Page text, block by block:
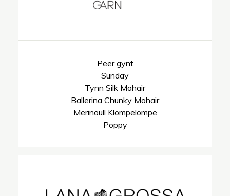
Peer gynt
Sunday
Tynn Silk Mohair
Ballerina Chunky Mohair
Merinoull Klompelompe
Poppy